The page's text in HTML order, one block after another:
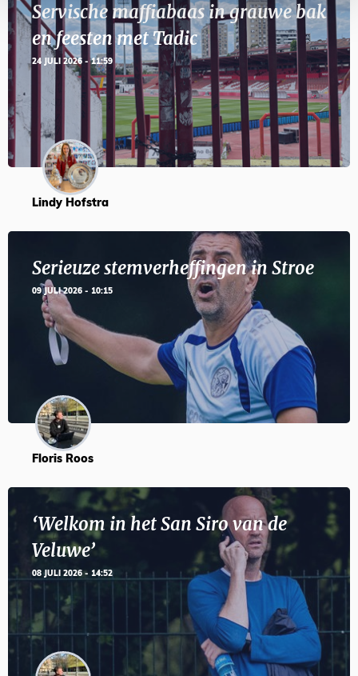
Servische maffiabaas in grauwe bak
en feesten met Tadic
24 JULI 2026 - 11:59
Lindy Hofstra
Serieuze stemverheffingen in Stroe
09 JULI 2026 - 10:15
Floris Roos
‘Welkom in het San Siro van de
Veluwe’
08 JULI 2026 - 14:52